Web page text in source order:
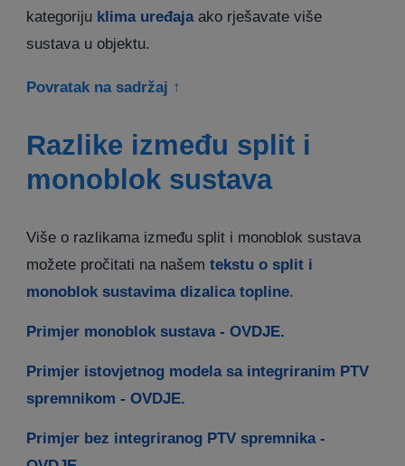
kategoriju klima uređajaako rješavate više
sustava u objektu.
Povratak na sadržaj ↑
Razlike između split i
monoblok sustava
Više o razlikama između split i monoblok sustava
možete pročitati na našem tekstu o split i
monoblok sustavima dizalica topline.
Primjer monoblok sustava - OVDJE.
Primjer istovjetnog modela sa integriranim PTV
spremnikom - OVDJE.
Primjer bez integriranog PTV spremnika -